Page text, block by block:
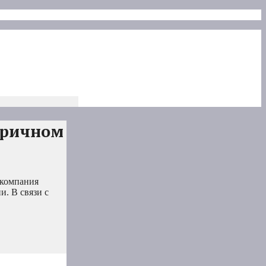
В связи с